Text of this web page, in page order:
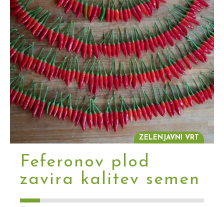
ZELENJAVNI VRT
Feferonov plod
zavira kalitev semen